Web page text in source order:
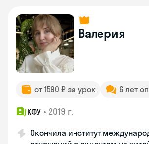
Валерия
от 1590 ₽ за урок 6 лет
КФУ • 2019 г.
Окончила институт